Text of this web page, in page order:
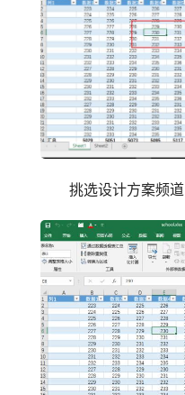
挑选设计方案频道